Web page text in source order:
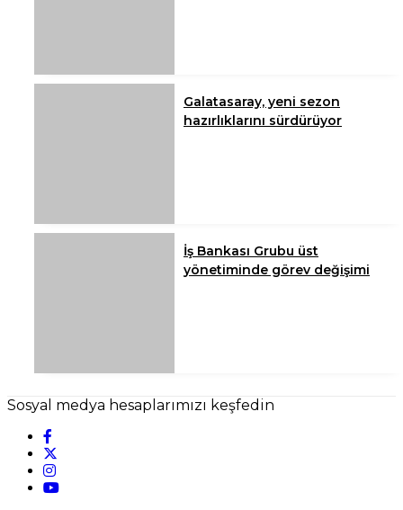
Galatasaray, yeni sezon
hazırlıklarını sürdürüyor
İş Bankası Grubu üst
yönetiminde görev değişimi
Sosyal medya hesaplarımızı keşfedin